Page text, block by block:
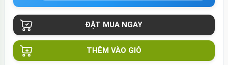
THÊM VÀO GIỎ